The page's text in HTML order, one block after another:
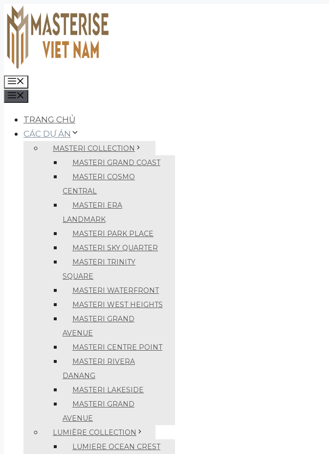
Chuyển
đến
nội
TRANG CHỦ
CÁC DỰ ÁN
MASTERI COLLECTION
MASTERI GRAND COAST
MASTERI COSMO
CENTRAL
MASTERI ERA
LANDMARK
MASTERI PARK PLACE
MASTERI SKY QUARTER
MASTERI TRINITY
SQUARE
MASTERI WATERFRONT
MASTERI WEST HEIGHTS
MASTERI GRAND
AVENUE
MASTERI CENTRE POINT
MASTERI RIVERA
DANANG
MASTERI LAKESIDE
MASTERI GRAND
AVENUE
LUMIÈRE COLLECTION
LUMIERE OCEAN CREST